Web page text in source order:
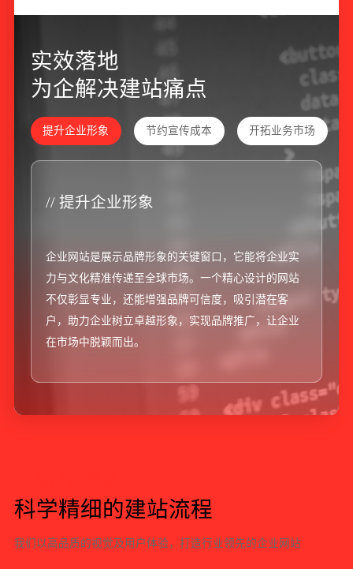
实效落地
为企解决建站痛点
提升企业形象 节约宣传成本 开拓业务市场
// 提升企业形象
企业网站是展示品牌形象的关键窗口，它能将企业实
力与文化精准传递至全球市场。一个精心设计的网站
不仅彰显专业，还能增强品牌可信度，吸引潜在客
户，助力企业树立卓越形象，实现品牌推广，让企业
在市场中脱颖而出。
//
稳
科学精细的建站流程
我们 以 高品质的视觉 及用 户体验 ， 打 造行业领先的企业 网 站